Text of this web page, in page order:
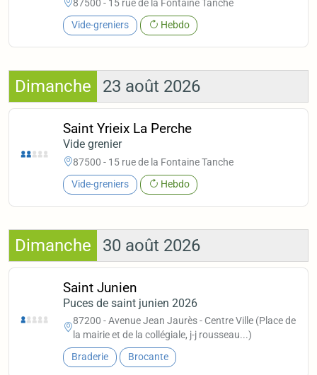
87500 - 15 rue de la Fontaine Tanche
Vide-greniers Hebdo
Dimanche 23 août 2026
Saint Yrieix La Perche
Vide grenier
87500 - 15 rue de la Fontaine Tanche
Vide-greniers Hebdo
Dimanche 30 août 2026
Saint Junien
Puces de saint junien 2026
87200 - Avenue Jean Jaurès - Centre Ville (Place de
la mairie et de la collégiale, j-j rousseau...)
Braderie Brocante